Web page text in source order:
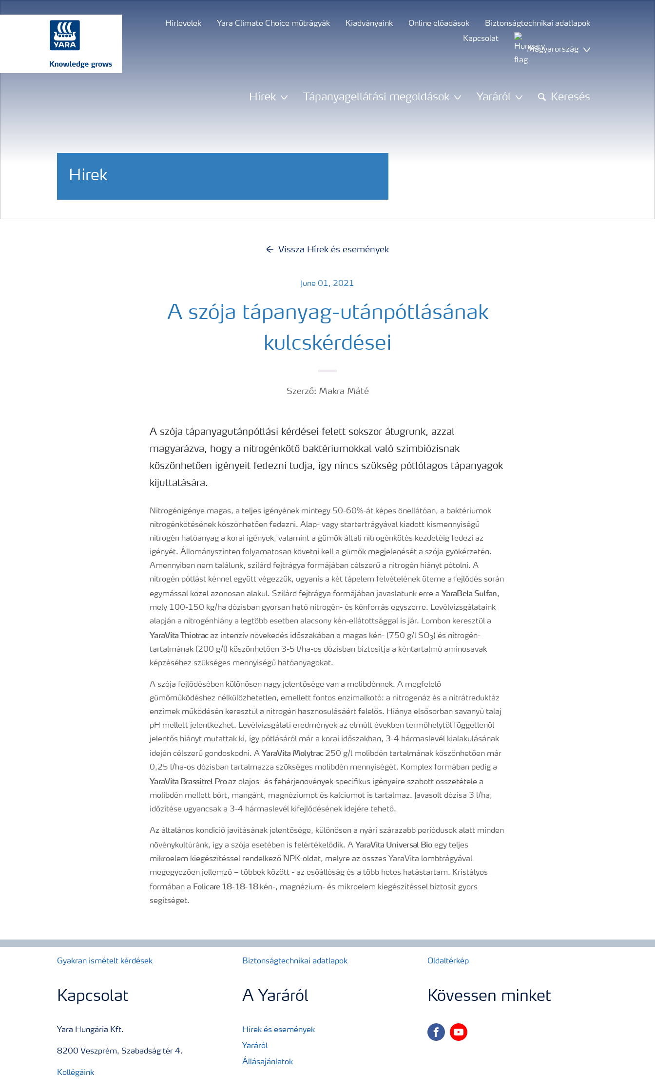
Hírlevelek Yara Climate Choice műtrágyák Kiadványaink Online előadások
Biztonságtechnikai adatlapok
Kapcsolat
Magyarország
Hírek Tápanyagellátási megoldások Yaráról Keresés
Hirek
Vissza Hírek és események
June 01, 2021
A szója tápanyag-utánpótlásának
kulcskérdései
Szerző: Makra Máté
A szója tápanyagutánpótlási kérdései felett sokszor átugrunk, azzal
magyarázva, hogy a nitrogénkötő baktériumokkal való szimbiózisnak
köszönhetően igényeit fedezni tudja, így nincs szükség pótlólagos tápanyagok
kijuttatására.
Nitrogénigénye magas, a teljes igényének mintegy 50-60%-át képes önellátóan, a baktériumok
nitrogénkötésének köszönhetően fedezni. Alap- vagy startertrágyával kiadott kismennyiségű
nitrogén hatóanyag a korai igények, valamint a gümők általi nitrogénkötés kezdetéig fedezi az
igényét. Állományszinten folyamatosan követni kell a gümők megjelenését a szója gyökérzetén.
Amennyiben nem találunk, szilárd fejtrágya formájában célszerű a nitrogén hiányt pótolni. A
nitrogén pótlást kénnel együtt végezzük, ugyanis a két tápelem felvételének üteme a fejlődés során
egymással közel azonosan alakul. Szilárd fejtrágya formájában javaslatunk erre a YaraBela Sulfan,
mely 100-150 kg/ha dózisban gyorsan ható nitrogén- és kénforrás egyszerre. Levélvizsgálataink
alapján a nitrogénhiány a legtöbb esetben alacsony kén-ellátottsággal is jár. Lombon keresztül a
YaraVita Thiotracaz intenzív növekedés időszakában a magas kén- (750 g/l SO3) és nitrogén-
tartalmának (200 g/l) köszönhetően 3-5 l/ha-os dózisban biztosítja a kéntartalmú aminosavak
képzéséhez szükséges mennyiségű hatóanyagokat.
A szója fejlődésében különösen nagy jelentősége van a molibdénnek. A megfelelő
gümőműködéshez nélkülözhetetlen, emellett fontos enzimalkotó: a nitrogenáz és a nitrátreduktáz
enzimek működésén keresztül a nitrogén hasznosulásáért felelős. Hiánya elsősorban savanyú talaj
pH mellett jelentkezhet. Levélvizsgálati eredmények az elmúlt években termőhelytől függetlenül
jelentős hiányt mutattak ki, így pótlásáról már a korai időszakban, 3-4 hármaslevél kialakulásának
idején célszerű gondoskodni. A YaraVita Molytrac250 g/l molibdén tartalmának köszönhetően már
0,25 l/ha-os dózisban tartalmazza szükséges molibdén mennyiségét. Komplex formában pedig a
YaraVita Brassitrel Proaz olajos- és fehérjenövények specifikus igényeire szabott összetétele a
molibdén mellett bórt, mangánt, magnéziumot és kalciumot is tartalmaz. Javasolt dózisa 3 l/ha,
időzítése ugyancsak a 3-4 hármaslevél kifejlődésének idejére tehető.
Az általános kondíció javításának jelentősége, különösen a nyári szárazabb periódusok alatt minden
növénykultúránk, így a szója esetében is felértékelődik. A YaraVita Universal Bioegy teljes
mikroelem kiegészítéssel rendelkező NPK-oldat, melyre az összes YaraVita lombtrágyával
megegyezően jellemző – többek között - az esőállóság és a több hetes hatástartam. Kristályos
formában a Folicare 18-18-18kén-, magnézium- és mikroelem kiegészítéssel biztosít gyors
segítséget.
Gyakran ismételt kérdések Biztonságtechnikai adatlapok Oldaltérkép
Kapcsolat
Yara Hungária Kft.
8200 Veszprém, Szabadság tér 4.
Kollégáink
A Yaráról
Hírek és események
Yaráról
Állásajánlatok
Kövessen minket
facebookyoutube